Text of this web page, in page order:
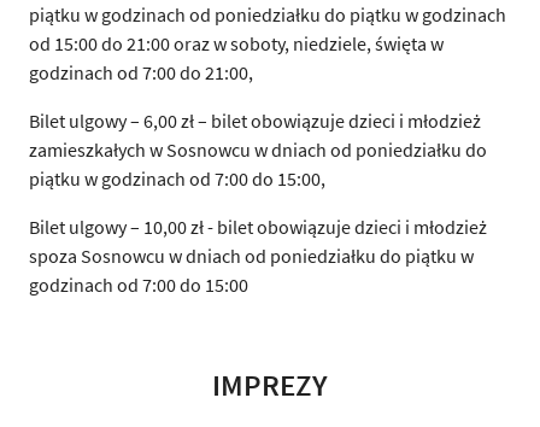
piątku w godzinach od poniedziałku do piątku w godzinach
od 15:00 do 21:00 oraz w soboty, niedziele, święta w
godzinach od 7:00 do 21:00,
Bilet ulgowy – 6,00 zł – bilet obowiązuje dzieci i młodzież
zamieszkałych w Sosnowcu w dniach od poniedziałku do
piątku w godzinach od 7:00 do 15:00,
Bilet ulgowy – 10,00 zł - bilet obowiązuje dzieci i młodzież
spoza Sosnowcu w dniach od poniedziałku do piątku w
godzinach od 7:00 do 15:00
IMPREZY